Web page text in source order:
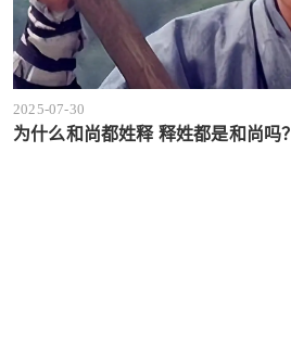
2025-07-30
为什么和尚都姓释 释姓都是和尚吗？